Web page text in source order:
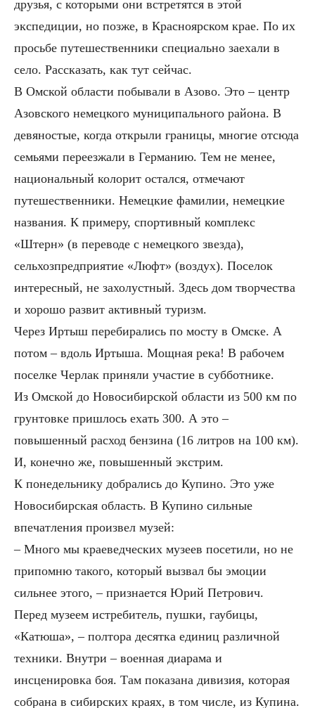
друзья, с которыми они встретятся в этой
экспедиции, но позже, в Красноярском крае. По их
просьбе путешественники специально заехали в
село. Рассказать, как тут сейчас.
В Омской области побывали в Азово. Это – центр
Азовского немецкого муниципального района. В
девяностые, когда открыли границы, многие отсюда
семьями переезжали в Германию. Тем не менее,
национальный колорит остался, отмечают
путешественники. Немецкие фамилии, немецкие
названия. К примеру, спортивный комплекс
«Штерн» (в переводе с немецкого звезда),
сельхозпредприятие «Люфт» (воздух). Поселок
интересный, не захолустный. Здесь дом творчества
и хорошо развит активный туризм.
Через Иртыш перебирались по мосту в Омске. А
потом – вдоль Иртыша. Мощная река! В рабочем
поселке Черлак приняли участие в субботнике.
Из Омской до Новосибирской области из 500 км по
грунтовке пришлось ехать 300. А это –
повышенный расход бензина (16 литров на 100 км).
И, конечно же, повышенный экстрим.
К понедельнику добрались до Купино. Это уже
Новосибирская область. В Купино сильные
впечатления произвел музей:
– Много мы краеведческих музеев посетили, но не
припомню такого, который вызвал бы эмоции
сильнее этого, – признается Юрий Петрович.
Перед музеем истребитель, пушки, гаубицы,
«Катюша», – полтора десятка единиц различной
техники. Внутри – военная диарама и
инсценировка боя. Там показана дивизия, которая
собрана в сибирских краях, в том числе, из Купина.